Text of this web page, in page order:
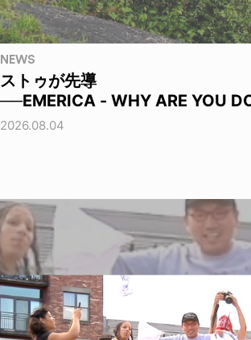
NEWS
ストゥが先導
──EMERICA - WHY ARE YOU
2026.08.04